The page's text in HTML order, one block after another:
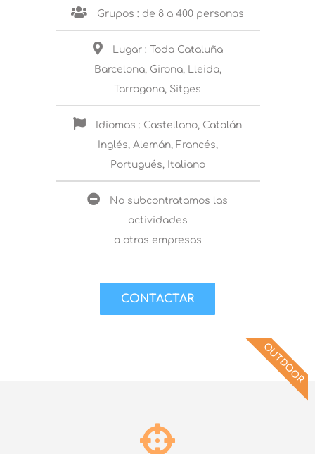
Grupos : de 8 a 400 personas
Lugar : Toda Cataluña
Barcelona, Girona, Lleida,
Tarragona, Sitges
Idiomas : Castellano, Catalán
Inglés, Alemán, Francés,
Portugués, Italiano
No subcontratamos las
actividades
a otras empresas
CONTACTAR
OUTDOOR